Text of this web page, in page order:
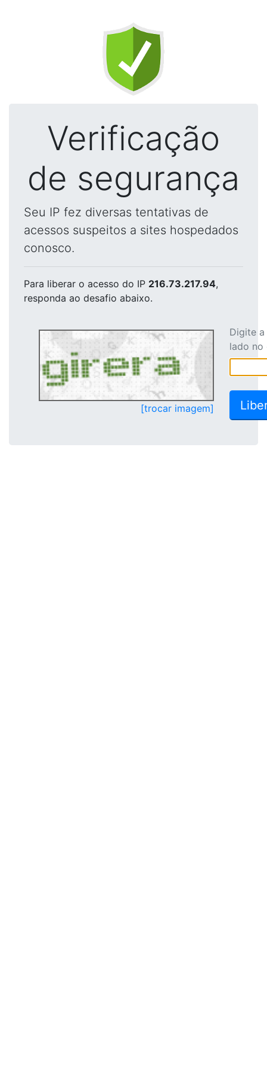
Verificação
de segurança
Seu IP fez diversas tentativas de
acessos suspeitos a sites hospedados
conosco.
Para liberar o acesso do IP 216.73.217.94,
responda ao desafio abaixo.
[trocar imagem]
Digite
lado no